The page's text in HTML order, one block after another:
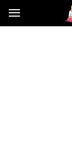
Aortamag.pl